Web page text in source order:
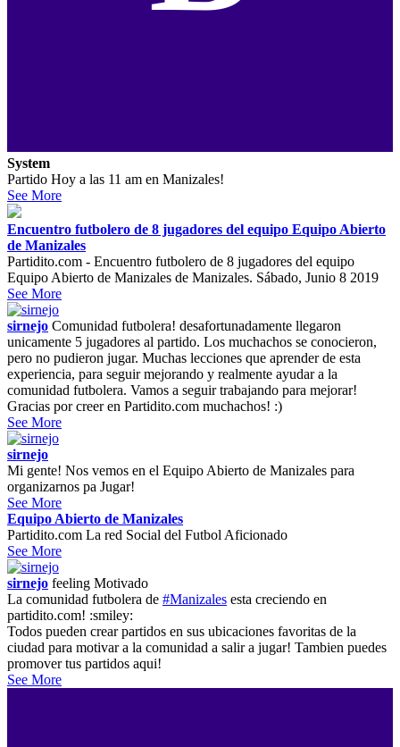
System
Partido Hoy a las 11 am en Manizales!
See More
Encuentro futbolero de 8 jugadores del equipo Equipo Abierto
de Manizales
Partidito.com - Encuentro futbolero de 8 jugadores del equipo
Equipo Abierto de Manizales de Manizales. Sábado, Junio 8 2019
See More
sirnejo Comunidad futbolera! desafortunadamente llegaron
unicamente 5 jugadores al partido. Los muchachos se conocieron,
pero no pudieron jugar. Muchas lecciones que aprender de esta
experiencia, para seguir mejorando y realmente ayudar a la
comunidad futbolera. Vamos a seguir trabajando para mejorar!
Gracias por creer en Partidito.com muchachos! :)
See More
sirnejo
Mi gente! Nos vemos en el Equipo Abierto de Manizales para
organizarnos pa Jugar!
See More
Equipo Abierto de Manizales
Partidito.com La red Social del Futbol Aficionado
See More
sirnejo feeling Motivado
La comunidad futbolera de #Manizales esta creciendo en
partidito.com! :smiley:
Todos pueden crear partidos en sus ubicaciones favoritas de la
ciudad para motivar a la comunidad a salir a jugar! Tambien puedes
promover tus partidos aqui!
See More